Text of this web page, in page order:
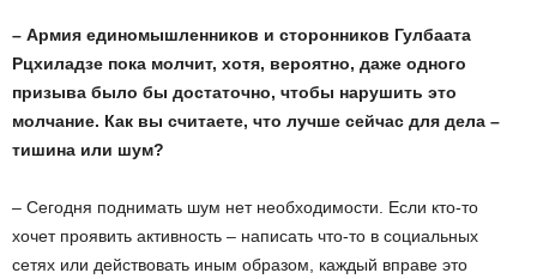
– Армия единомышленников и сторонников Гулбаата
Рцхиладзе пока молчит, хотя, вероятно, даже одного
призыва было бы достаточно, чтобы нарушить это
молчание. Как вы считаете, что лучше сейчас для дела –
тишина или шум?
– Сегодня поднимать шум нет необходимости. Если кто-то
хочет проявить активность – написать что-то в социальных
сетях или действовать иным образом, каждый вправе это